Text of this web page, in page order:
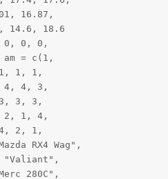
16.87,
14.6, 18.6
0, 0, 0,
am = c(1,
1, 1,
4, 4, 3,
3, 3,
2, 1, 4,
2, 1,
RX4 Wag",
"Valiant",
280C",